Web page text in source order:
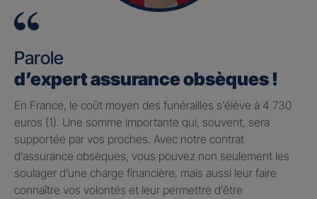
Parole
d’expert assurance obsèques !
En France, le coût moyen des funérailles s’élève à 4 730
euros (1). Une somme importante qui, souvent, sera
supportée par vos proches. Avec notre contrat
d’assurance obsèques, vous pouvez non seulement les
soulager d’une charge financière, mais aussi leur faire
connaître vos volontés et leur permettre d’être